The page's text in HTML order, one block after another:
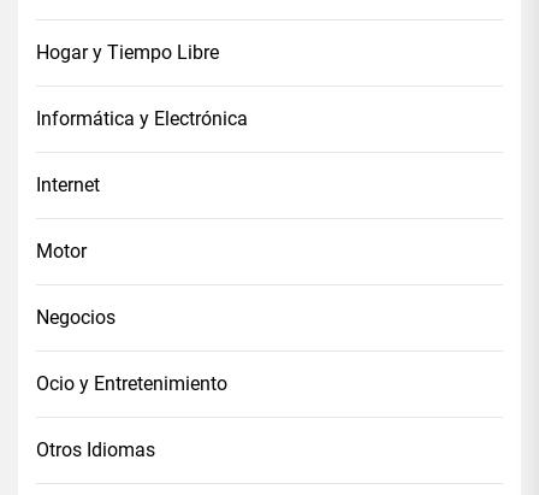
Hogar y Tiempo Libre
Informática y Electrónica
Internet
Motor
Negocios
Ocio y Entretenimiento
Otros Idiomas